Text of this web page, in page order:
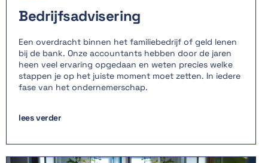
Bedrijfsadvisering
Een overdracht binnen het familiebedrijf of geld lenen
bij de bank. Onze accountants hebben door de jaren
heen veel ervaring opgedaan en weten precies welke
stappen je op het juiste moment moet zetten. In iedere
fase van het ondernemerschap.
lees verder